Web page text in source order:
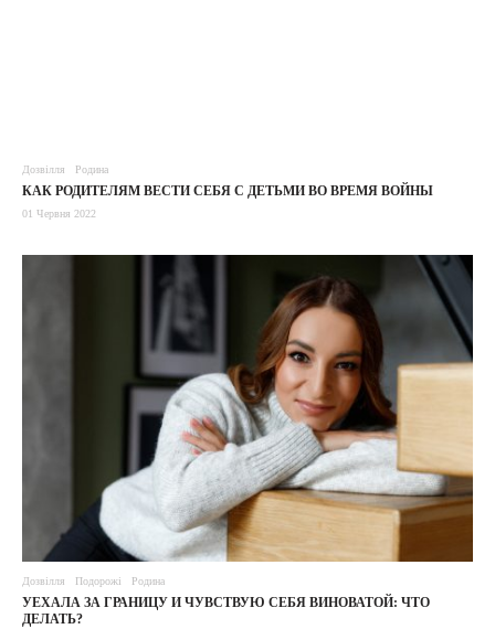
Дозвілля Родина
КАК РОДИТЕЛЯМ ВЕСТИ СЕБЯ С ДЕТЬМИ ВО ВРЕМЯ ВОЙНЫ
01 Червня 2022
Дозвілля Подорожі Родина
УЕХАЛА ЗА ГРАНИЦУ И ЧУВСТВУЮ СЕБЯ ВИНОВАТОЙ: ЧТО
ДЕЛАТЬ?